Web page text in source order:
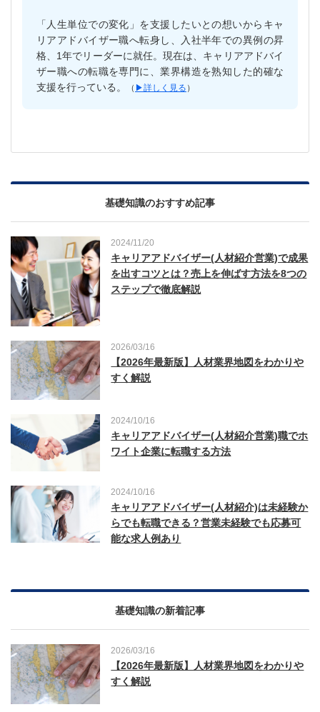
「人生単位での変化」を支援したいとの想いからキャ
リアアドバイザー職へ転身し、入社半年での異例の昇
格、1年でリーダーに就任。現在は、キャリアアドバイ
ザー職への転職を専門に、業界構造を熟知した的確な
支援を行っている。
（ ▶︎詳しく見る ）
基礎知識のおすすめ記事
2024/11/20
キャリアアドバイザー(人材紹介営業)で成果
を出すコツとは？売上を伸ばす方法を8つの
ステップで徹底解説
2026/03/16
【2026年最新版】人材業界地図をわかりや
すく解説
2024/10/16
キャリアアドバイザー(人材紹介営業)職でホ
ワイト企業に転職する方法
2024/10/16
キャリアアドバイザー(人材紹介)は未経験か
らでも転職できる？営業未経験でも応募可
能な求人例あり
基礎知識の新着記事
2026/03/16
【2026年最新版】人材業界地図をわかりや
すく解説